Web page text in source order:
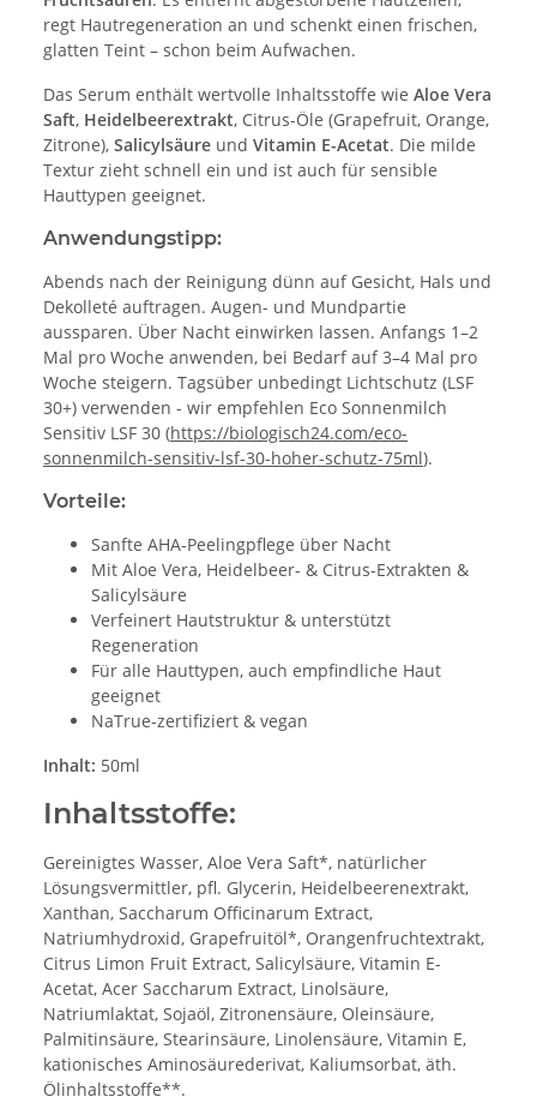
regt Hautregeneration an und schenkt einen frischen,
glatten Teint – schon beim Aufwachen.
Das Serum enthält wertvolle Inhaltsstoffe wie Aloe Vera
Saft, Heidelbeerextrakt, Citrus-Öle (Grapefruit, Orange,
Zitrone), Salicylsäure und Vitamin E-Acetat. Die milde
Textur zieht schnell ein und ist auch für sensible
Hauttypen geeignet.
Anwendungstipp:
Abends nach der Reinigung dünn auf Gesicht, Hals und
Dekolleté auftragen. Augen- und Mundpartie
aussparen. Über Nacht einwirken lassen. Anfangs 1–2
Mal pro Woche anwenden, bei Bedarf auf 3–4 Mal pro
Woche steigern. Tagsüber unbedingt Lichtschutz (LSF
30+) verwenden - wir empfehlen Eco Sonnenmilch
Sensitiv LSF 30 (https://biologisch24.com/eco-
sonnenmilch-sensitiv-lsf-30-hoher-schutz-75ml).
Vorteile:
Sanfte AHA-Peelingpflege über Nacht
Mit Aloe Vera, Heidelbeer- & Citrus-Extrakten &
Salicylsäure
Verfeinert Hautstruktur & unterstützt
Regeneration
Für alle Hauttypen, auch empfindliche Haut
geeignet
NaTrue-zertifiziert & vegan
Inhalt: 50ml
Inhaltsstoffe:
Gereinigtes Wasser, Aloe Vera Saft*, natürlicher
Lösungsvermittler, pfl. Glycerin, Heidelbeerenextrakt,
Xanthan, Saccharum Officinarum Extract,
Natriumhydroxid, Grapefruitöl*, Orangenfruchtextrakt,
Citrus Limon Fruit Extract, Salicylsäure, Vitamin E-
Acetat, Acer Saccharum Extract, Linolsäure,
Natriumlaktat, Sojaöl, Zitronensäure, Oleinsäure,
Palmitinsäure, Stearinsäure, Linolensäure, Vitamin E,
kationisches Aminosäurederivat, Kaliumsorbat, äth.
Ölinhaltsstoffe**.